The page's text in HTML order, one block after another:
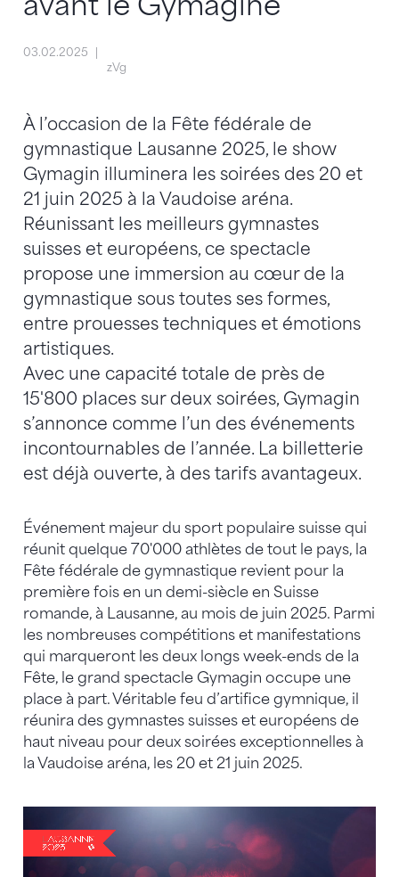
03.02.2025
zVg
À l’occasion de la Fête fédérale de
gymnastique Lausanne 2025, le show
Gymagin illuminera les soirées des 20 et
21 juin 2025 à la Vaudoise aréna.
Réunissant les meilleurs gymnastes
suisses et européens, ce spectacle
propose une immersion au cœur de la
gymnastique sous toutes ses formes,
entre prouesses techniques et émotions
artistiques.
Avec une capacité totale de près de
15'800 places sur deux soirées, Gymagin
s’annonce comme l’un des événements
incontournables de l’année. La billetterie
est déjà ouverte, à des tarifs avantageux.
Événement majeur du sport populaire suisse qui
réunit quelque 70'000 athlètes de tout le pays, la
Fête fédérale de gymnastique revient pour la
première fois en un demi-siècle en Suisse
romande, à Lausanne, au mois de juin 2025. Parmi
les nombreuses compétitions et manifestations
qui marqueront les deux longs week-ends de la
Fête, le grand spectacle Gymagin occupe une
place à part. Véritable feu d’artifice gymnique, il
réunira des gymnastes suisses et européens de
haut niveau pour deux soirées exceptionnelles à
la Vaudoise aréna, les 20 et 21 juin 2025.